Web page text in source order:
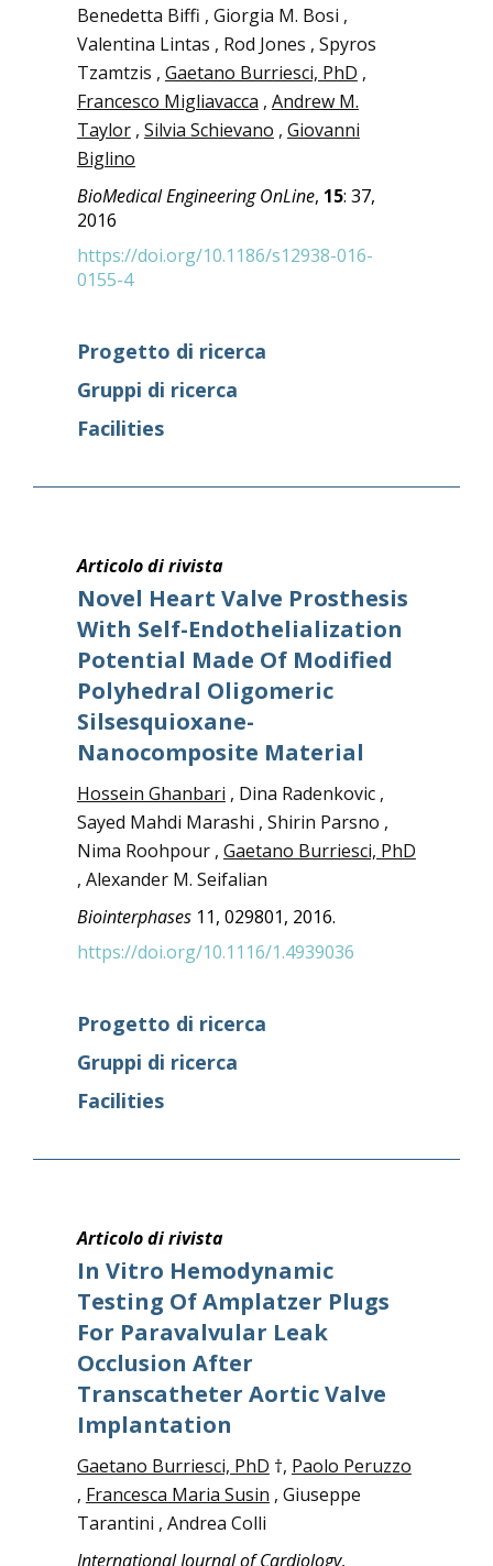
Benedetta Biffi , Giorgia M. Bosi ,
Valentina Lintas , Rod Jones , Spyros
Tzamtzis , Gaetano Burriesci, PhD ,
Francesco Migliavacca , Andrew M.
Taylor, Silvia Schievano , Giovanni
Biglino
BioMedical Engineering OnLine, 15: 37,
2016
https://doi.org/10.1186/s12938-016-
0155-4
Progetto di ricerca
Gruppi di ricerca
Facilities
Articolo di rivista
Novel Heart Valve Prosthesis
With Self-Endothelialization
Potential Made Of Modified
Polyhedral Oligomeric
Silsesquioxane-
Nanocomposite Material
Hossein Ghanbari , Dina Radenkovic ,
Sayed Mahdi Marashi , Shirin Parsno ,
Nima Roohpour , Gaetano Burriesci, PhD
, Alexander M. Seifalian
Biointerphases11, 029801, 2016.
https://doi.org/10.1116/1.4939036
Progetto di ricerca
Gruppi di ricerca
Facilities
Articolo di rivista
In Vitro Hemodynamic
Testing Of Amplatzer Plugs
For Paravalvular Leak
Occlusion After
Transcatheter Aortic Valve
Implantation
Gaetano Burriesci, PhD †, Paolo Peruzzo
, Francesca Maria Susin , Giuseppe
Tarantini , Andrea Colli
International Journal of Cardiology,